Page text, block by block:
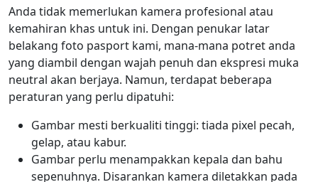
Anda tidak memerlukan kamera profesional atau
kemahiran khas untuk ini. Dengan penukar latar
belakang foto pasport kami, mana-mana potret anda
yang diambil dengan wajah penuh dan ekspresi muka
neutral akan berjaya. Namun, terdapat beberapa
peraturan yang perlu dipatuhi:
Gambar mesti berkualiti tinggi: tiada pixel pecah,
gelap, atau kabur.
Gambar perlu menampakkan kepala dan bahu
sepenuhnya. Disarankan kamera diletakkan pada